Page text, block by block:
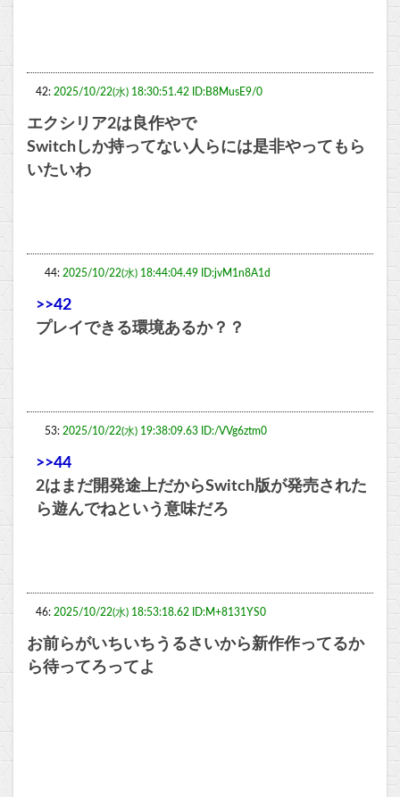
42: 2025/10/22(水) 18:30:51.42 ID:B8MusE9/0
エクシリア2は良作やで
Switchしか持ってない人らには是非やってもら
いたいわ
44: 2025/10/22(水) 18:44:04.49 ID:jvM1n8A1d
>>42
プレイできる環境あるか？？
53: 2025/10/22(水) 19:38:09.63 ID:/VVg6ztm0
>>44
2はまだ開発途上だからSwitch版が発売された
ら遊んでねという意味だろ
46: 2025/10/22(水) 18:53:18.62 ID:M+8131YS0
お前らがいちいちうるさいから新作作ってるか
ら待ってろってよ